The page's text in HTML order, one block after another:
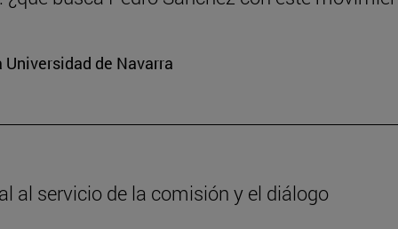
de Navarra
al servicio de la comisión y el diálogo